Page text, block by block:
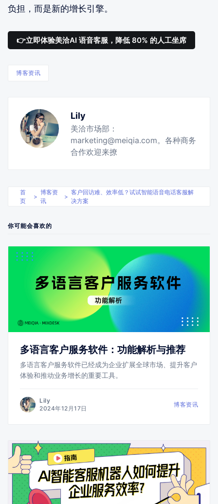
负担，而是新的增长引擎。
👉立即体验美洽AI 语音客服，降低 80% 的人工坐席
博客资讯
Lily
美洽市场部：
marketing@meiqia.com。各种商务
合作欢迎来撩
首
页
>
博客资
讯
>
客户回访难、效率低？试试智能语音电话客服解
决方案
你可能会喜欢的
多语言客户服务软件：功能解析与推荐
多语言客户服务软件已经成为企业扩展全球市场、提升客户
体验和推动业务增长的重要工具。
Lily
2024年12月17日
博客资讯